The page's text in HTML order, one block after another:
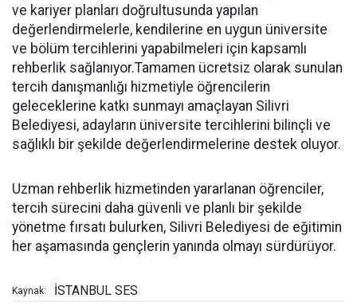
ve kariyer planları doğrultusunda yapılan
değerlendirmelerle, kendilerine en uygun üniversite
ve bölüm tercihlerini yapabilmeleri için kapsamlı
rehberlik sağlanıyor.Tamamen ücretsiz olarak sunulan
tercih danışmanlığı hizmetiyle öğrencilerin
geleceklerine katkı sunmayı amaçlayan Silivri
Belediyesi, adayların üniversite tercihlerini bilinçli ve
sağlıklı bir şekilde değerlendirmelerine destek oluyor.
Uzman rehberlik hizmetinden yararlanan öğrenciler,
tercih sürecini daha güvenli ve planlı bir şekilde
yönetme fırsatı bulurken, Silivri Belediyesi de eğitimin
her aşamasında gençlerin yanında olmayı sürdürüyor.
Kaynak: İSTANBUL SES